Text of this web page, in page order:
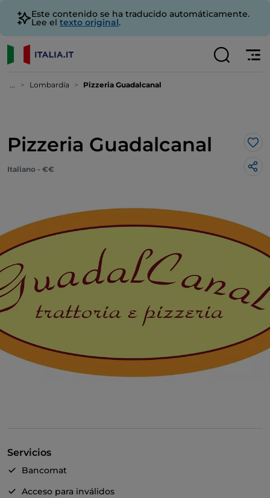
Este contenido se ha traducido automáticamente.
Lee el texto original.
... Lombardía Pizzeria Guadalcanal
Pizzeria Guadalcanal Me
Italiano - €€
Servicios
Bancomat
Acceso para inválidos